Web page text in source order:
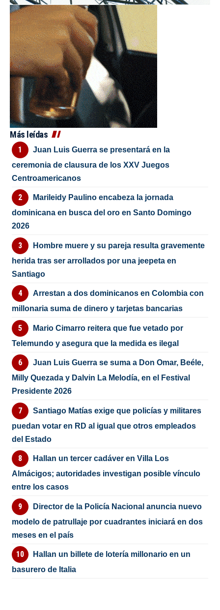
Más leídas
Juan Luis Guerra se presentará en la
ceremonia de clausura de los XXV Juegos
Centroamericanos
Marileidy Paulino encabeza la jornada
dominicana en busca del oro en Santo Domingo
2026
Hombre muere y su pareja resulta gravemente
herida tras ser arrollados por una jeepeta en
Santiago
Arrestan a dos dominicanos en Colombia con
millonaria suma de dinero y tarjetas bancarias
Mario Cimarro reitera que fue vetado por
Telemundo y asegura que la medida es ilegal
Juan Luis Guerra se suma a Don Omar, Beéle,
Milly Quezada y Dalvin La Melodía, en el Festival
Presidente 2026
Santiago Matías exige que policías y militares
puedan votar en RD al igual que otros empleados
del Estado
Hallan un tercer cadáver en Villa Los
Almácigos; autoridades investigan posible vínculo
entre los casos
Director de la Policía Nacional anuncia nuevo
modelo de patrullaje por cuadrantes iniciará en dos
meses en el país
Hallan un billete de lotería millonario en un
basurero de Italia